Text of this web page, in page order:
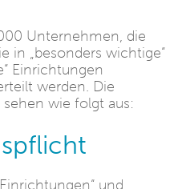
Unternehmen, die
in „besonders wichtige“
Einrichtungen
werden. Die
wie folgt aus:
und